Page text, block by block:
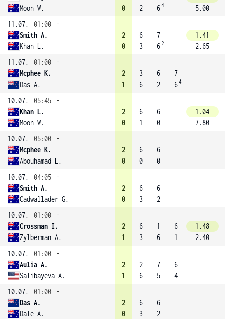
Moon W.
0
2
64
5.00
11.07.
01:00
-
Smith A.
Khan L.
2
0
6
3
7
62
1.41
2.65
11.07.
01:00
-
Mcphee K.
Das A.
2
1
3
6
6
2
7
64
10.07. 05:45
-
Khan L.
Moon W.
2
0
6
1
6
0
1.04
7.80
10.07.
05:00
-
Mcphee K.
Abouhamad L.
2
0
6
0
6
0
10.07.
04:05
-
Smith A.
Cadwallader G.
2
0
6
3
6
2
10.07.
01:00
-
Crossman I.
Zylberman A.
2
1
6
3
1
6
6
1
1.48
2.40
10.07.
01:00
-
Aulia A.
Salibayeva A.
2
1
2
6
7
5
6
4
10.07.
01:00
-
Das A.
Dale A.
2
0
6
3
6
2